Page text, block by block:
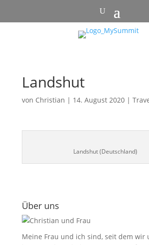
Landshut
von Christian | 14. August 2020|
Landshut (Deutschland)
Über uns
Meine Frau und ich sind, seit dem wir